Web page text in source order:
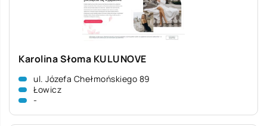
Karolina Słoma KULUNOVE
ul. Józefa Chełmońskiego 89
Łowicz
-